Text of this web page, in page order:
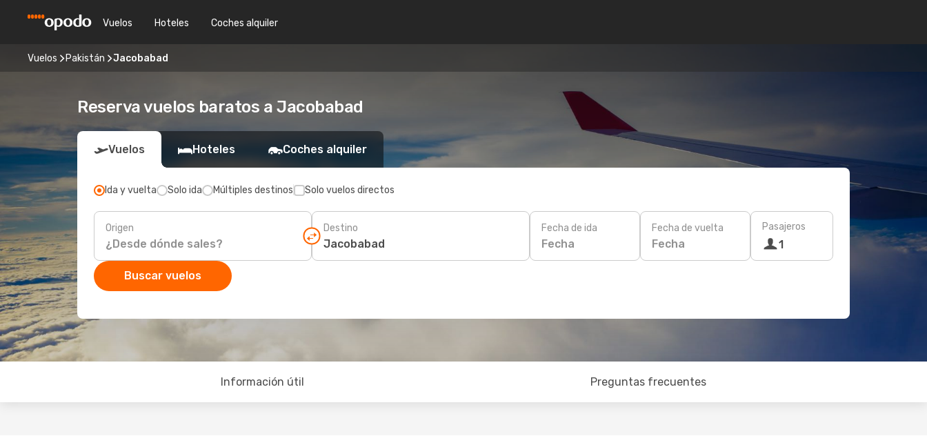
Vuelos Hoteles Coches alquiler
Vuelos Pakistán Jacobabad
Reserva vuelos baratos a Jacobabad
Vuelos Hoteles Coches alquiler
Ida y vuelta Solo ida Múltiples destinos Solo vuelos directos
Origen Destino Fecha de ida
Fecha
Fecha de vuelta
Fecha
Pasajeros
1
Buscar vuelos
Información útil Preguntas frecuentes